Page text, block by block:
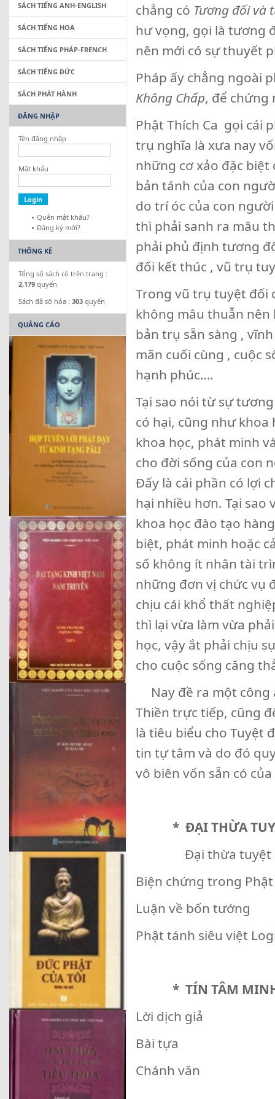
chẳng có Tương đối và
hư vọng, gọi là tương
nên mới có sự thuyết
Pháp ấy chẳng ngoài
Không Chấp, để
Phật Thích Ca gọi cái
trụ nghĩa là xưa nay
những cơ xảo đặc
bản tánh của con
do trí óc của con
thì phải sanh ra mâu
phải phủ định tương
đối kết thúc , vũ trụ
Trong vũ trụ tuyệt đối
không mâu thuẫn nên
bản trụ sẵn sàng ,
mãn cuối cùng , cuộc
hạnh phúc….
Tại sao nói từ sự
có hại, cũng như
khoa học, phát minh
cho đời sống của con
Đấy là cái phần có lợi
hại nhiều hơn. Tại sao
khoa học đào tạo
biệt, phát minh hoặc
số không ít nhân tài
những đơn vị chức vụ
chịu cái khổ thất
thì lại vừa làm vừa
học, vậy ắt phải chịu
cho cuộc sống căng
Nay đề ra một công
Thiền trực tiếp, cũng
là tiêu biểu cho Tuyệt
tin tự tâm và do đó
vô biên vốn sẵn có
* ĐẠI THỪA
Đại thừa tuyệt
Biện chứng trong
Luận về bốn tướng
Phật tánh siêu việt
* TÍN TÂM MINH
Lời dịch giả
Bài tựa
Chánh văn
SÁCH TIẾNG ANH-ENGLISH
SÁCH TIẾNG HOA
SÁCH TIẾNG PHÁP-FRENCH
SÁCH TIẾNG ĐỨC
SÁCH PHÁT HÀNH
ĐĂNG NHẬP
Tên đăng nhập
Mật khẩu
Quên mật khẩu?
Đăng ký mới?
THỐNG KÊ
Tổng số sách có trên trang :
2,179 quyển
Sách đã số hóa : 303 quyển
QUẢNG CÁO